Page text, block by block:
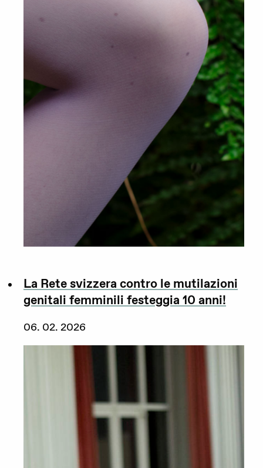
La Rete svizzera contro le mutilazioni
genitali femminili festeggia 10 anni!
06. 02. 2026